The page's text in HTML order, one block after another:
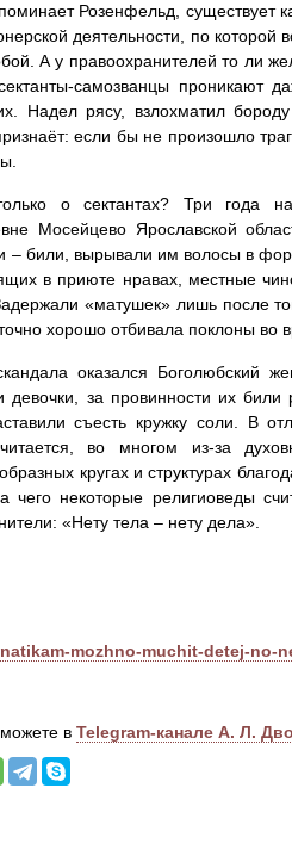
Розенфельд,
деятельности, по которой
А у правоохранителей то ли
самозванцы проникают
Надел рясу, взлохматил
если бы не произошло
о сектантах? Три года
Мосейцево Ярославской
– били, вырывали им волосы в
в приюте нравах, местные
«матушек» лишь после
хорошо отбивала поклоны во
оказался Боголюбский
девочки, за провинности их
съесть кружку соли. В
во многом из-за
кругах и структурах
чего некоторые религиоведы
«Нету тела – нету дела».
mozhno-muchit-detej-no-
в Telegram-канале А. Л.